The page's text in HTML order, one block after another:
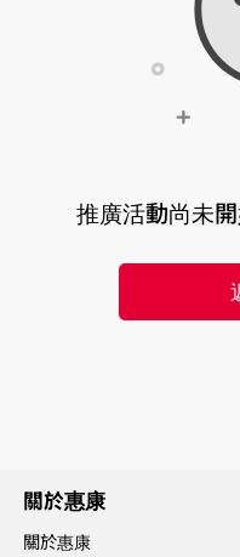
推廣活動尚未
關於惠康
關於惠康